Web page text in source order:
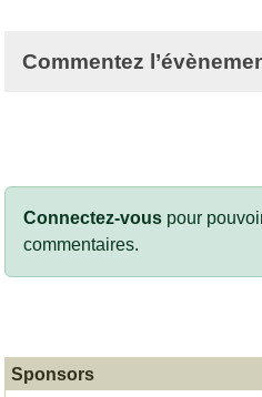
Commentez
Connectez-vous pour
commentaires.
Sponsors